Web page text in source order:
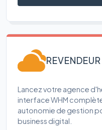
Lancez votre agence
interface WHM
autonomie de gestion
business digital.